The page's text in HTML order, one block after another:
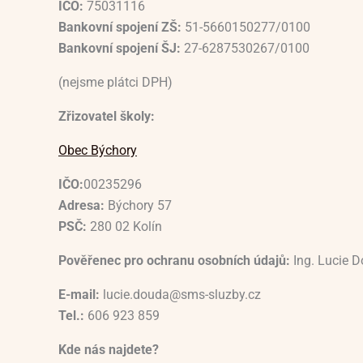
IČO: 75031116
Bankovní spojení ZŠ: 51-5660150277/0100
Bankovní spojení ŠJ: 27-6287530267/0100
(nejsme plátci DPH)
Zřizovatel školy:
Obec Býchory
IČO:00235296
Adresa: Býchory 57
PSČ: 280 02 Kolín
Pověřenec pro ochranu osobních údajů: Ing. Lucie
E-mail: lucie.douda@sms-sluzby.cz
Tel.: 606 923 859
Kde nás najdete?